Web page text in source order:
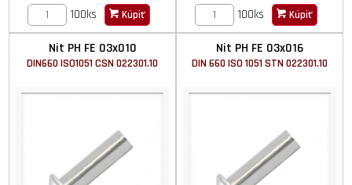
100ks
Kúpiť
100ks
Kúpiť
Nit PH FE 03x010
DIN660 ISO1051 CSN 022301.10
Nit PH FE 03x016
DIN 660 ISO 1051 STN 022301.10